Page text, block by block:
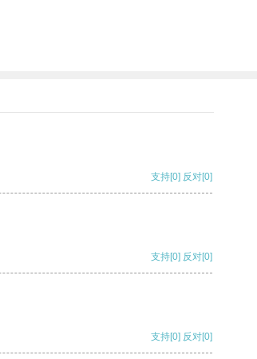
支持[0] 反对[0]
支持[0] 反对[0]
支持[0] 反对[0]